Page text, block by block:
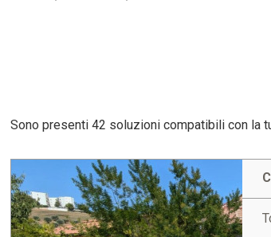
Sono presenti 42 soluzioni compatibili con la